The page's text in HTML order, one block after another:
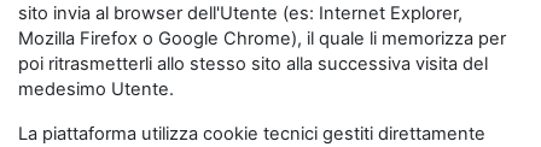
sito invia al browser dell'Utente (es: Internet Explorer,
Mozilla Firefox o Google Chrome), il quale li memorizza per
poi ritrasmetterli allo stesso sito alla successiva visita del
medesimo Utente.
La piattaforma utilizza cookie tecnici gestiti direttamente